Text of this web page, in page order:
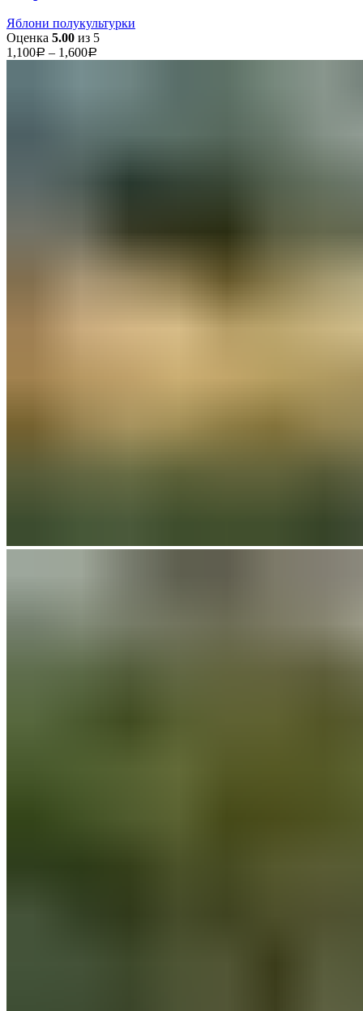
Яблони полукультурки
Оценка 5.00 из 5
1,100Р – 1,600Р